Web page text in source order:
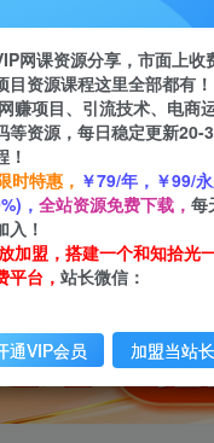
推广
网课资源分享，市面上收
目资源课程这里全部都有！
赚项目、引流技术、电商
等资源，每日稳定更新20-
！
时特惠， ￥79/年，￥99/
， 全站资源免费下载， 每
入！
加盟，搭建一个和知拾光
平台， 站长微信：
通VIP会员 加盟当站长